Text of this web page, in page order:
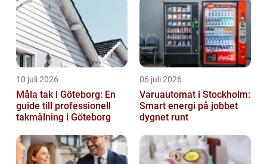
10 juli 2026
Måla tak i Göteborg: En
guide till professionell
takmålning i Göteborg
06 juli 2026
Varuautomat i Stockholm:
Smart energi på jobbet
dygnet runt